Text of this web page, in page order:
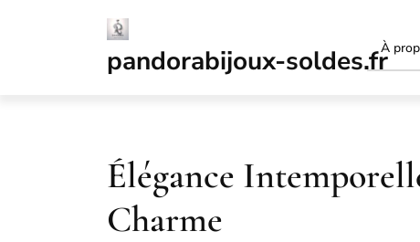
pandorabijoux-soldes.fr
À
Élégance
Charme